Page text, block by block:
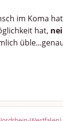
im Koma
hat,